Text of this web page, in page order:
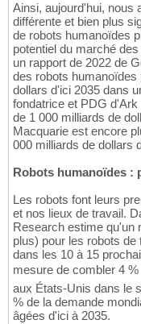
Ainsi, aujourd'hui, nous
différente et bien plus
de robots humanoïdes
potentiel du marché
un rapport de 2022 de
des robots humanoïdes
dollars d'ici 2035 dans
fondatrice et PDG
de 1 000 milliards de
Macquarie est encore
000 milliards de dollars
Robots humanoïdes :
Les robots font leurs
et nos lieux de travail.
Research estime qu'un
plus) pour les robots
dans les 10 à 15
mesure de combler 4 %
aux États-Unis dans le
% de la demande
âgées d'ici à 2035.